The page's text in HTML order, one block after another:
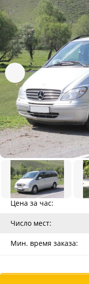
Цена за час:
Число мест:
Мин. время заказа: